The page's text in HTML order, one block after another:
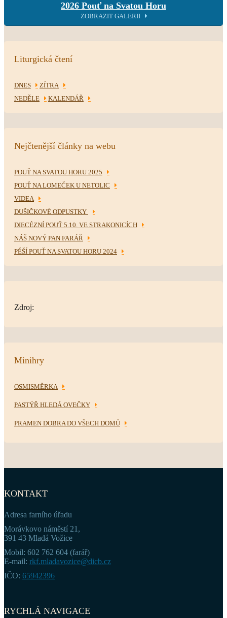
2026 Pouť na Svatou Horu
ZOBRAZIT GALERII
Liturgická čtení
DNES
ZÍTRA
NEDĚLE
KALENDÁŘ
Nejčtenější články na webu
POUŤ NA SVATOU HORU 2025
POUŤ NA LOMEČEK U NETOLIC
VIDEA
DUŠIČKOVÉ ODPUSTKY
DIECÉZNÍ POUŤ 5.10. VE STRAKONICÍCH
NÁŠ NOVÝ PAN FARÁŘ
PĚŠÍ POUŤ NA SVATOU HORU 2024
Zdroj:
Minihry
OSMISMĚRKA
PASTÝŘ HLEDÁ OVEČKY
PRAMEN DOBRA DO VŠECH DOMŮ
KONTAKT
Adresa farního úřadu
Morávkovo náměstí 21,
391 43 Mladá Vožice
Mobil: 602 762 604 (farář)
E-mail: rkf.mladavozice@dicb.cz
IČO: 65942396
RYCHLÁ NAVIGACE